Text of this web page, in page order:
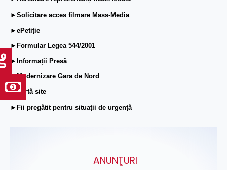
►Solicitare acces filmare Mass-Media
►ePetiție
►Formular Legea 544/2001
►Informații Presă
►Modernizare Gara de Nord
►Hartă site
►Fii pregătit pentru situații de urgență
ANUNŢURI